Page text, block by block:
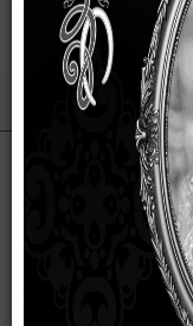
ฟอรัมห